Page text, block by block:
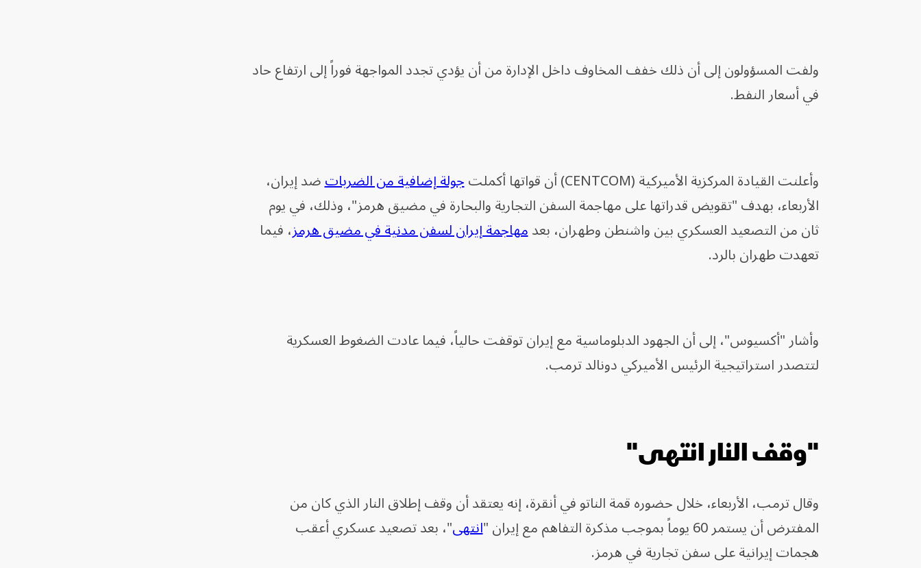
ولفت المسؤولون إلى أن ذلك خفف المخاوف داخل الإدارة من أن يؤدي تجدد المواجهة فوراً إلى ارتفاع حاد
في أسعار النفط.
وأعلنت القيادة المركزية الأميركية (CENTCOM) أن قواتها أكملت جولة إضافية من الضرباتضد إيران،
الأربعاء، بهدف "تقويض قدراتها على مهاجمة السفن التجارية والبحارة في مضيق هرمز"، وذلك، في يوم
ثان من التصعيد العسكري بين واشنطن وطهران، بعدمهاجمة إيران لسفن مدنية في مضيق هرمز، فيما
تعهدت طهران بالرد.
وأشار "أكسيوس"، إلى أن الجهود الدبلوماسية مع إيران توقفت حالياً، فيما عادت الضغوط العسكرية
لتتصدر استراتيجية الرئيس الأميركي دونالد ترمب.
"وقف النار انتهى"
وقال ترمب، الأربعاء، خلال حضوره قمة الناتو في أنقرة، إنه يعتقد أن وقف إطلاق النار الذي كان من
المفترض أن يستمر 60 يوماً بموجب مذكرة التفاهم مع إيران "
انتهى"، بعد تصعيد عسكري أعقب
هجمات إيرانية على سفن تجارية في هرمز.